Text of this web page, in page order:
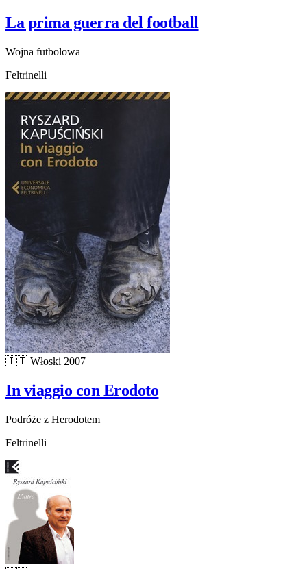
La prima guerra del football
Wojna futbolowa
Feltrinelli
🇮🇹 Włoski 2007
In viaggio con Erodoto
Podróże z Herodotem
Feltrinelli